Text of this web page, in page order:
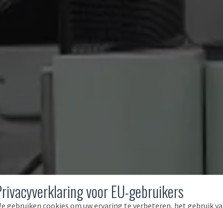
voor EU-gebruikers
gebruiken cookies om uw ervaring te verbeteren, het gebruik